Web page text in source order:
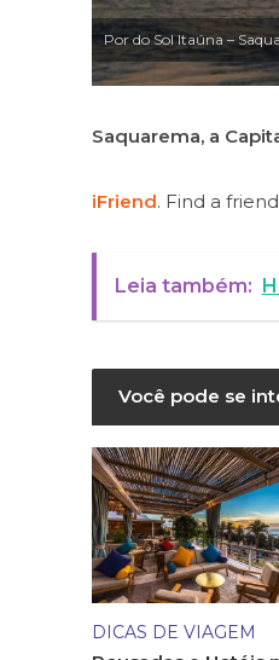
Por do Sol Itaúna –
Saquarema, a
iFriend. Find a
Leia também:
Você pode se
DICAS DE VIAGEM